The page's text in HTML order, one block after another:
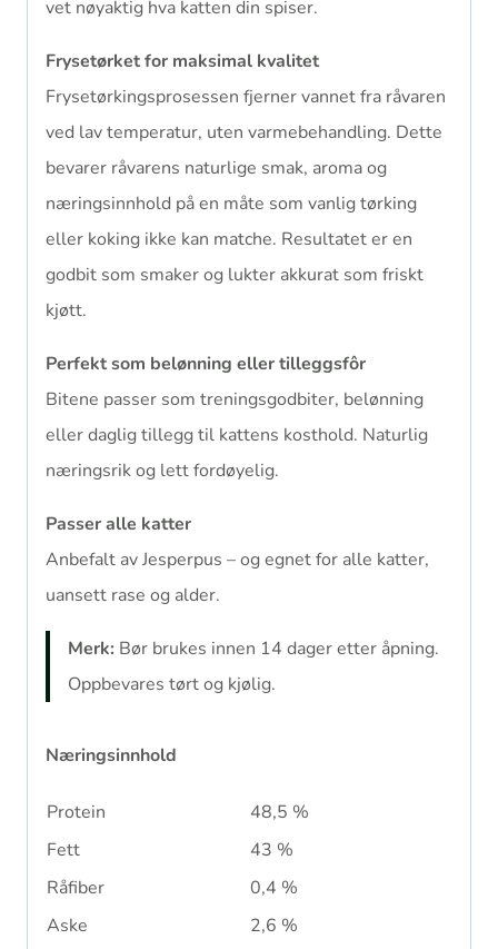
vet nøyaktig hva katten din spiser.
Frysetørket for maksimal kvalitet
Frysetørkingsprosessen fjerner vannet fra råvaren
ved lav temperatur, uten varmebehandling. Dette
bevarer råvarens naturlige smak, aroma og
næringsinnhold på en måte som vanlig tørking
eller koking ikke kan matche. Resultatet er en
godbit som smaker og lukter akkurat som friskt
kjøtt.
Perfekt som belønning eller tilleggsfôr
Bitene passer som treningsgodbiter, belønning
eller daglig tillegg til kattens kosthold. Naturlig
næringsrik og lett fordøyelig.
Passer alle katter
Anbefalt av Jesperpus – og egnet for alle katter,
uansett rase og alder.
Merk: Bør brukes innen 14 dager etter åpning.
Oppbevares tørt og kjølig.
Næringsinnhold
Protein
48,5 %
Fett
43 %
Råfiber
0,4 %
Aske
2,6 %